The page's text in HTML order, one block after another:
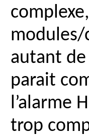
modules/
autant
parait
l’alarme
trop